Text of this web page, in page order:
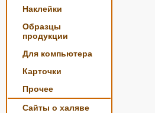
Наклейки
Образцы
продукции
Для компьютера
Карточки
Прочее
Сайты о халяве